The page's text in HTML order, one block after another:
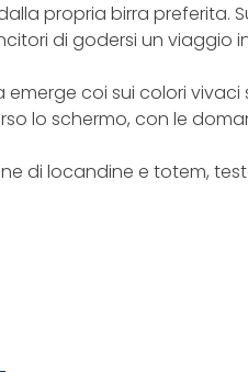
propria birra preferita.
di godersi un viaggio
coi sui colori vivaci
lo schermo, con le
di locandine e totem,